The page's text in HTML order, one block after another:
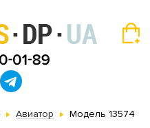
Авиатор Модель 13574